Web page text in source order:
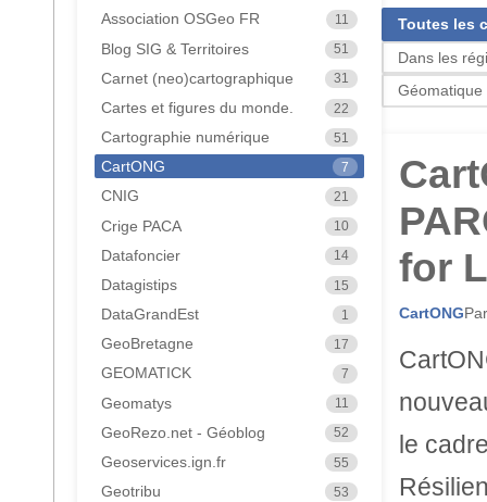
Association OSGeo FR 11
Blog SIG & Territoires 51
Carnet (neo)cartographique 31
Cartes et figures du monde. 22
Cartographie numérique 51
CartONG 7
CNIG 21
Crige PACA 10
Datafoncier 14
Datagistips 15
DataGrandEst 1
GeoBretagne 17
GEOMATICK 7
Geomatys 11
GeoRezo.net - Géoblog 52
Geoservices.ign.fr 55
Geotribu 53
Toutes les
Dans les
Géomatique
for
CartONG
le